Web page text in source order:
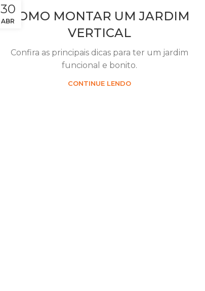
30
ABRCOMO MONTAR UM JARDIM
VERTICAL
Confira as principais dicas para ter um jardim
funcional e bonito.
CONTINUE LENDO